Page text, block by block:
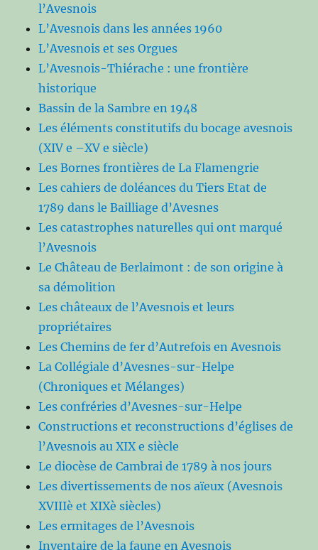
l’Avesnois
L’Avesnois dans les années 1960
L’Avesnois et ses Orgues
L’Avesnois-Thiérache : une frontière
historique
Bassin de la Sambre en 1948
Les éléments constitutifs du bocage avesnois
(XIV e –XV e siècle)
Les Bornes frontières de La Flamengrie
Les cahiers de doléances du Tiers Etat de
1789 dans le Bailliage d’Avesnes
Les catastrophes naturelles qui ont marqué
l’Avesnois
Le Château de Berlaimont : de son origine à
sa démolition
Les châteaux de l’Avesnois et leurs
propriétaires
Les Chemins de fer d’Autrefois en Avesnois
La Collégiale d’Avesnes-sur-Helpe
(Chroniques et Mélanges)
Les confréries d’Avesnes-sur-Helpe
Constructions et reconstructions d’églises de
l’Avesnois au XIX e siècle
Le diocèse de Cambrai de 1789 à nos jours
Les divertissements de nos aïeux (Avesnois
XVIIIè et XIXè siècles)
Les ermitages de l’Avesnois
Inventaire de la faune en Avesnois